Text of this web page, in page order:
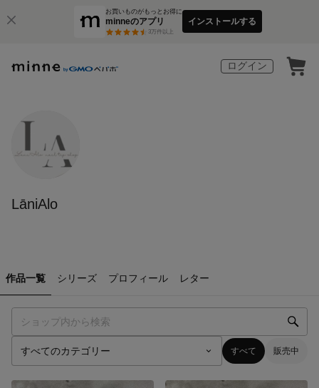
お買いものがもっとお得に
minneのアプリ
3万件以上
インストールする
ログイン
LāniAlo
作品一覧 シリーズ プロフィール レター
すべて 販売中